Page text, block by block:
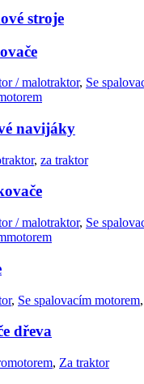
stroje
/ malotraktor, Se
navijáky
, za traktor
/ malotraktor, Se
, Se spalovacím motorem,
dřeva
, Za traktor